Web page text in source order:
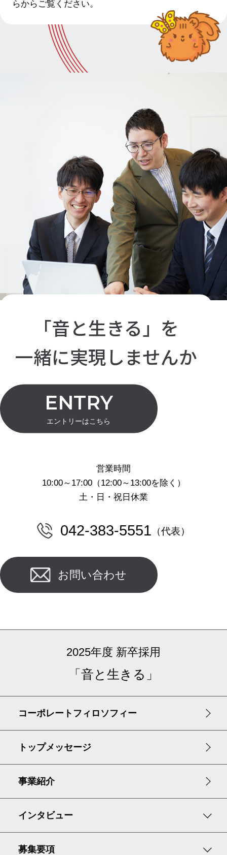
らからご覧ください。
「音と生きる 」を
一緒に実現しませんか
ENTRY
エントリーはこちら
営業時間
10:00～17:00（12:00～13:00を除く）
土・日・祝日休業
042-383-5551 （代表）
お問い合わせ
2025年度 新卒採用
「音と生きる」
コーポレート フィロソフィー
トップメッセージ
事業紹介
インタビュー
募集要項